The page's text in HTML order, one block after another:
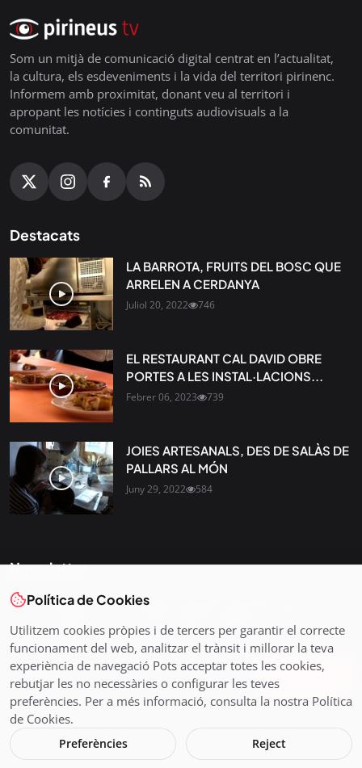
Som un mitjà de comunicació digital centrat en l’actualitat,
la cultura, els esdeveniments i la vida del territori pirinenc.
Informem amb proximitat, donant veu al territori i
apropant les notícies i continguts audiovisuals a la
comunitat.
Destacats
LA BARROTA, FRUITS DEL BOSC QUE
ARRELEN A CERDANYA
Juliol 20, 2022 746
EL RESTAURANT CAL DAVID OBRE
PORTES A LES INSTAL·LACIONS...
Febrer 06, 2023 739
JOIES ARTESANALS, DES DE SALÀS DE
PALLARS AL MÓN
Juny 29, 2022 584
Newsletter
Tota l’actualitat, seleccionada i enviada directament al teu
que importa.
Subscriu-te
Política de Cookies
Utilitzem cookies pròpies i de tercers per garantir el correcte
funcionament del web, analitzar el trànsit i millorar la teva
experiència de navegació Pots acceptar totes les cookies,
rebutjar les no necessàries o configurar les teves
preferències. Per a més informació, consulta la nostra Política
de Cookies.
Preferències Reject